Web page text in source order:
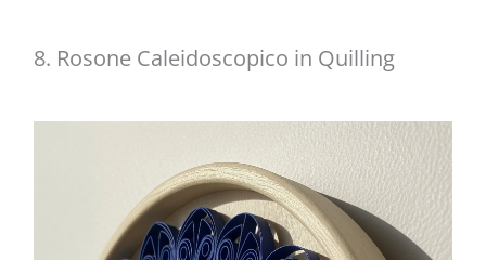
8. Rosone Caleidoscopico in Quilling